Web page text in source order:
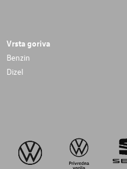
Vrsta goriva
Benzin
Dizel